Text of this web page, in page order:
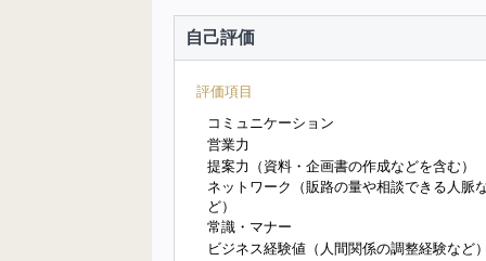
自己評価
評価項目
コミュニケーション
営業力
提案力（資料・企画書の作成などを含む）
ネットワーク（販路の量や相談できる人脈
ど）
常識・マナー
ビジネス経験値（人間関係の調整経験など